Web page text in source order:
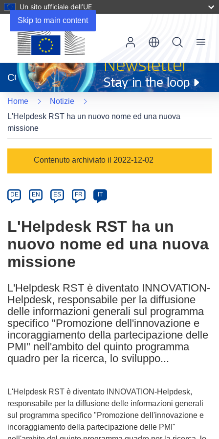
Skip to main content
Un sito ufficiale dell’UE
apre
in
una
nuova
finestra)
CORDIS
Menu
Home
Notizie
L'Helpdesk RST ha un nuovo nome ed una nuova
missione
Category
Contenuto archiviato il 2022-12-02
Article
available
the
following
languages:
DE EN ES FR IT
L'Helpdesk RST ha un
nuovo nome ed una nuova
missione
L'Helpdesk RST è diventato INNOVATION-
Helpdesk, responsabile per la diffusione
delle informazioni generali sul programma
specifico "Promozione dell'innovazione e
incoraggiamento della partecipazione delle
PMI" nell'ambito del quinto programma
quadro per la ricerca, lo sviluppo...
L'Helpdesk RST è diventato INNOVATION-Helpdesk,
responsabile per la diffusione delle informazioni generali
sul programma specifico "Promozione dell'innovazione e
incoraggiamento della partecipazione delle PMI"